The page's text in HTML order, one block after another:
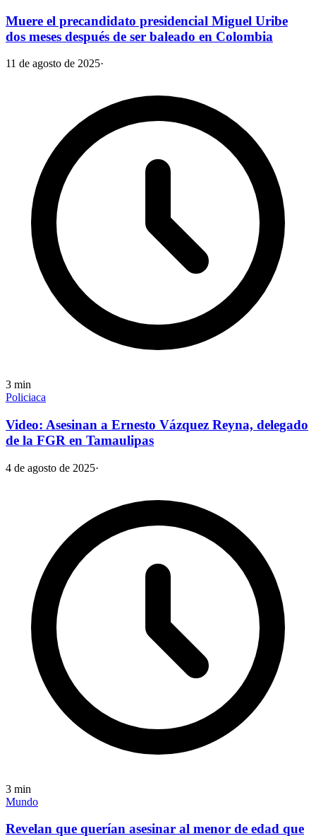
Muere el precandidato presidencial Miguel Uribe
dos meses después de ser baleado en Colombia
11 de agosto de 2025·
3 min
Policiaca
Video: Asesinan a Ernesto Vázquez Reyna, delegado
de la FGR en Tamaulipas
4 de agosto de 2025·
3 min
Mundo
Revelan que querían asesinar al menor de edad que